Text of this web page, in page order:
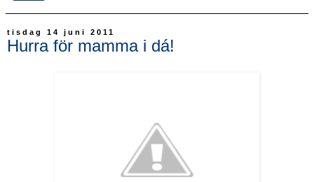
tisdag 14 juni 2011
Hurra för mamma i dá!